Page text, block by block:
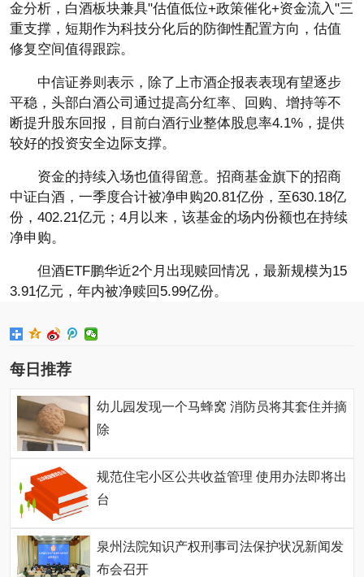
金分析，白酒板块兼具"估值低位+政策催化+资金流入"三
重支撑，短期作为科技分化后的防御性配置方向，估值
修复空间值得跟踪。
中信证券则表示，除了上市酒企报表表现有望逐步
平稳，头部白酒公司通过提高分红率、回购、增持等不
断提升股东回报，目前白酒行业整体股息率4.1%，提供
较好的投资安全边际支撑。
资金的持续入场也值得留意。招商基金旗下的招商
中证白酒，一季度合计被净申购20.81亿份，至630.18亿
份，402.21亿元；4月以来，该基金的场内份额也在持续
净申购。
但酒ETF鹏华近2个月出现赎回情况，最新规模为15
3.91亿元，年内被净赎回5.99亿份。
每日推荐
幼儿园发现一个马蜂窝 消防员将其套住并摘
除
规范住宅小区公共收益管理 使用办法即将出
台
泉州法院知识产权刑事司法保护状况新闻发
布会召开